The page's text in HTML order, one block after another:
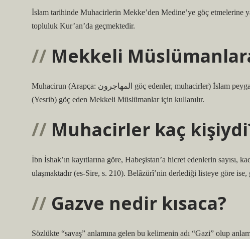
İslam tarihinde Muhacirlerin Mekke’den Medine’ye göç etmelerine
topluluk Kur’an’da geçmektedir.
Mekkeli
Muhacirun (Arapça: المهاجرون‎ göç edenler, muhacirler) İslam peygamberi Hz. Muhammed ile birlikte Mekke’den Medine’ye
(Yesrib) göç eden Mekkeli Müslümanlar için kullanılır.
Muhacirler kaç
İbn İshak’ın kayıtlarına göre, Habeşistan’a hicret edenlerin sayısı,
ulaşmaktadır (es-Sire, s. 210). Belâzürî’nin derlediği listeye göre
Gazve nedir kısaca?
Sözlükte “savaş” anlamına gelen bu kelimenin adı “Gazi” olup